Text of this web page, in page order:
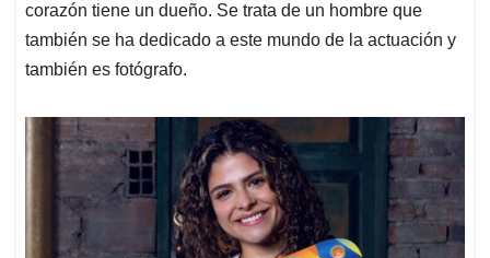
corazón tiene un dueño. Se trata de un hombre que
también se ha dedicado a este mundo de la actuación y
también es fotógrafo.